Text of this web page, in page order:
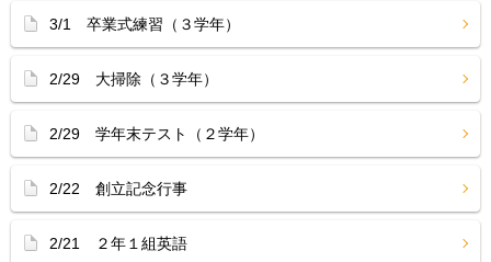
3/1 卒業式練習（３学年）
2/29 大掃除（３学年）
2/29 学年末テスト（２学年）
2/22 創立記念行事
2/21 ２年１組英語